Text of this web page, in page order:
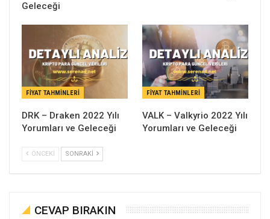
Geleceği
FIYAT TAHMINLERI
DRK – Draken 2022 Yılı
Yorumları ve Geleceği
FIYAT TAHMINLERI
VALK – Valkyrio 2022 Yılı
Yorumları ve Geleceği
ÖNCEKI SONRAKI
CEVAP BIRAKIN